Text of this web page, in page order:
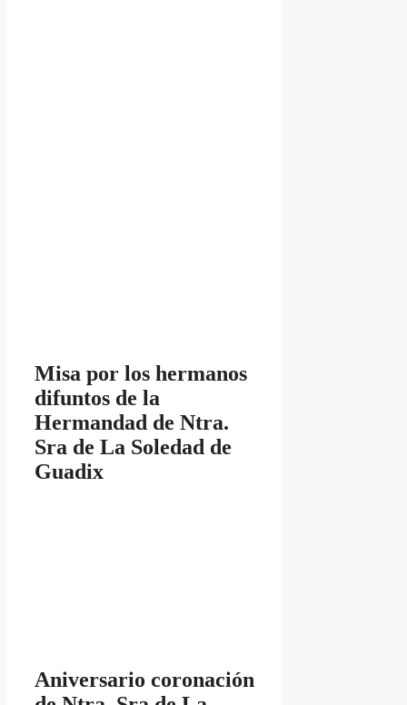
Misa por los hermanos
difuntos de la
Hermandad de Ntra.
Sra de La Soledad de
Guadix
Aniversario coronación